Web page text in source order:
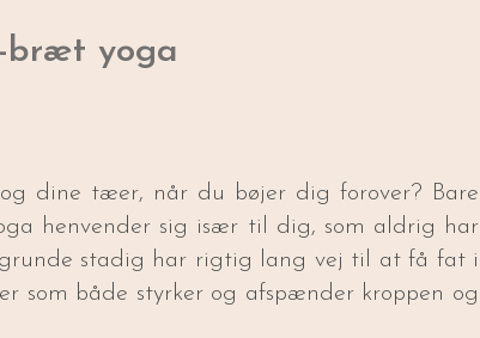
bræt yoga
dine tæer, når du bøjer dig forover? Bare
henvender sig især til dig, som aldrig har
stadig har rigtig lang vej til at få fat i
som både styrker og afspænder kroppen og